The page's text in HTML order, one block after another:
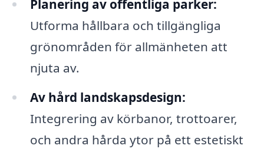
Planering av offentliga parker:
Utforma hållbara och tillgängliga
grönområden för allmänheten att
njuta av.
Av hård landskapsdesign:
Integrering av körbanor, trottoarer,
och andra hårda ytor på ett estetiskt